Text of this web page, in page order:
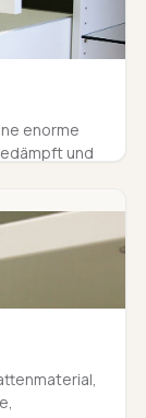
enorme
und